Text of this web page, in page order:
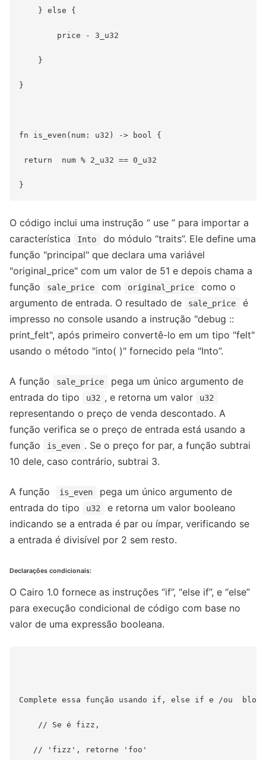
} else {
price - 3_u32
}
}
fn is_even(num: u32) -> bool {
return  num % 2_u32 == 0_u32
O código inclui uma instrução “ use ” para importar a
característica
Into
do módulo “traits”. Ele define uma
função "principal" que declara uma variável
"original_price" com um valor de 51 e depois chama a
função
sale_price com original_price
como o
argumento de entrada. O resultado de
sale_price
é
impresso no console usando a instrução "debug ::
print_felt", após primeiro convertê-lo em um tipo "felt"
usando o método "into( )" fornecido pela "Into”.
A função sale_price
pega um único argumento de
entrada do tipo
u32 , e retorna um valor u32
representando o preço de venda descontado. A
função verifica se o preço de entrada está usando a
função
is_even . Se o preço for par, a função subtrai
10 dele, caso contrário, subtrai 3.
A função is_even
pega um único argumento de
entrada do tipo
u32
e retorna um valor booleano
indicando se a entrada é par ou ímpar, verificando se
a entrada é divisível por 2 sem resto.
Declarações condicionais:
O Cairo 1.0 fornece as instruções “if”, “else if”, e “else”
para execução condicional de código com base no
valor de uma expressão booleana.
Complete essa função usando if, else if e /ou
// Se é fizz,
// 'fizz', retorne 'foo'